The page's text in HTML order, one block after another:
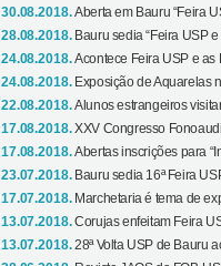
30.08.2018.Aberta em Bauru “Feira
28.08.2018. Bauru sedia “Feira USP
24.08.2018.Acontece Feira USP e as
24.08.2018. Exposição de Aquarelas
22.08.2018.Alunos estrangeiros
17.08.2018.XXV Congresso
17.08.2018.Abertas inscrições para
23.07.2018. Bauru sedia 16ª Feira
17.07.2018. Marchetaria é tema de
13.07.2018.Corujas enfeitam Feira
13.07.2018.28ª Volta USP de Bauru